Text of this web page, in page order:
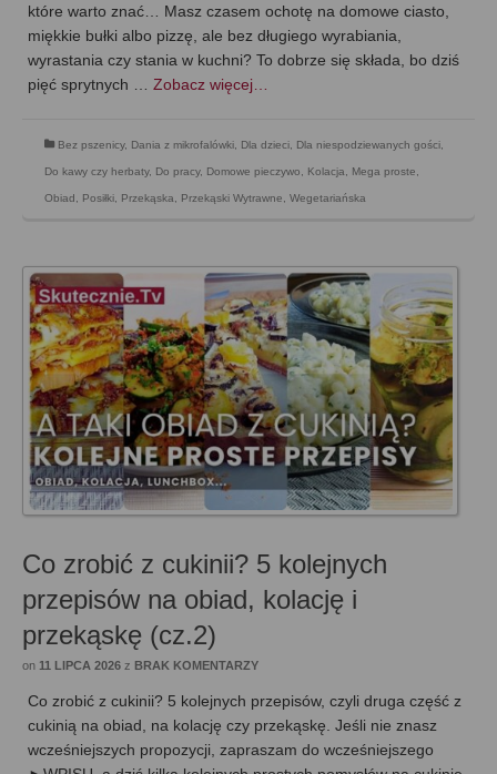
które warto znać… Masz czasem ochotę na domowe ciasto,
miękkie bułki albo pizzę, ale bez długiego wyrabiania,
wyrastania czy stania w kuchni? To dobrze się składa, bo dziś
pięć sprytnych … Zobacz więcej…
Bez pszenicy, Dania z mikrofalówki Dla dzieci Dla niespodziewanych gości
Do kawy czy herbaty, Do pracy, Domowe pieczywo Kolacja Mega proste
Obiad Posiłki Przekąska Przekąski Wytrawne Wegetariańska
Co zrobić z cukinii? 5 kolejnych
przepisów na obiad, kolację i
przekąskę (cz.2)
on 11 LIPCA 2026 z BRAK KOMENTARZY
Co zrobić z cukinii? 5 kolejnych przepisów, czyli druga część z
cukinią na obiad, na kolację czy przekąskę. Jeśli nie znasz
wcześniejszych propozycji, zapraszam do wcześniejszego